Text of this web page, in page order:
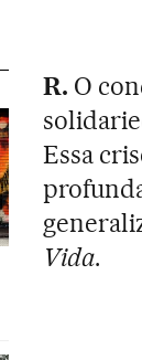
R. O
Essa
Vida.